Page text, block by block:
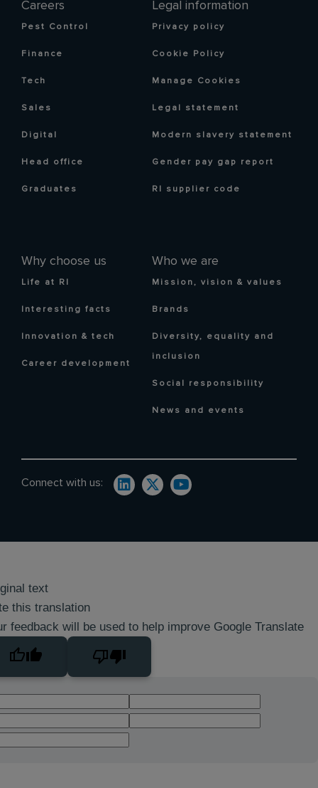
Careers
Pest Control
Finance
Tech
Sales
Digital
Head office
Graduates
Why choose us
Life at RI
Interesting facts
Innovation & tech
Career development
Who we are
Mission, vision & values
Brands
Diversity, equality and
inclusion
Social responsibility
News and events
Legal information
Privacy policy
Cookie Policy
Manage Cookies
Legal statement
Modern slavery statement
Gender pay gap report
RI supplier code
Connect with us:
text
this translation
feedback will be used to help improve Google Translate